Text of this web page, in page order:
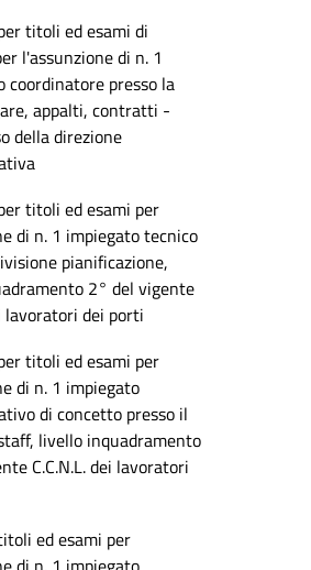
titoli ed esami di
l'assunzione di n. 1
coordinatore presso la
appalti, contratti -
della direzione
titoli ed esami per
di n. 1 impiegato tecnico
pianificazione,
2° del vigente
lavoratori dei porti
titoli ed esami per
di n. 1 impiegato
di concetto presso il
livello inquadramento
C.C.N.L. dei lavoratori
ed esami per